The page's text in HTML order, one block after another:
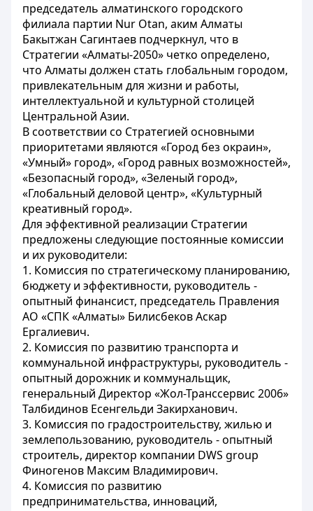
председатель алматинского городского
филиала партии Nur Otan, аким Алматы
Бакытжан Сагинтаев подчеркнул, что в
Стратегии «Алматы-2050» четко определено,
что Алматы должен стать глобальным городом,
привлекательным для жизни и работы,
интеллектуальной и культурной столицей
Центральной Азии.
В соответствии со Стратегией основными
приоритетами являются «Город без окраин»,
«Умный» город», «Город равных возможностей»,
«Безопасный город», «Зеленый город»,
«Глобальный деловой центр», «Культурный
креативный город».
Для эффективной реализации Стратегии
предложены следующие постоянные комиссии
и их руководители:
1. Комиссия по стратегическому планированию,
бюджету и эффективности, руководитель -
опытный финансист, председатель Правления
АО «СПК «Алматы» Билисбеков Аскар
Ергалиевич.
2. Комиссия по развитию транспорта и
коммунальной инфраструктуры, руководитель -
опытный дорожник и коммунальщик,
генеральный Директор «Жол-Транссервис 2006»
Талбидинов Есенгельди Закирханович.
3. Комиссия по градостроительству, жилью и
землепользованию, руководитель - опытный
строитель, директор компании DWS group
Финогенов Максим Владимирович.
4. Комиссия по развитию
предпринимательства, инноваций,